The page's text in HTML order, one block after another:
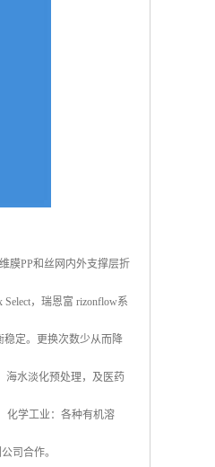
膜PP和丝网内外支撑层折
，瑞恩富 rizonflow系
稳定。更换次数少从而降
海水淡化预处理，及医药
化学工业：各种有机溶
司合作。